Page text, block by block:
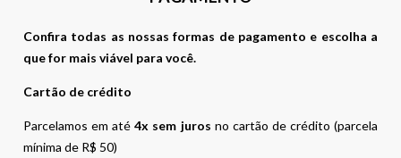
Confira todas as nossas formas de pagamento e escolha a
que for mais viável para você.
Cartão de crédito
Parcelamos em até4x sem juros no cartão de crédito (parcela
mínima de R$ 50)